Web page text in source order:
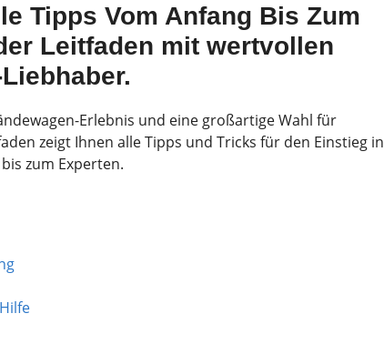
Tipps Vom Anfang Bis Zum
Leitfaden mit wertvollen
Erlebnis und eine großartige Wahl für
zeigt Ihnen alle Tipps und Tricks für den Einstieg in
zum Experten.